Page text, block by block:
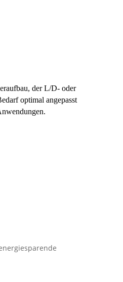
der L/D- oder
optimal angepasst